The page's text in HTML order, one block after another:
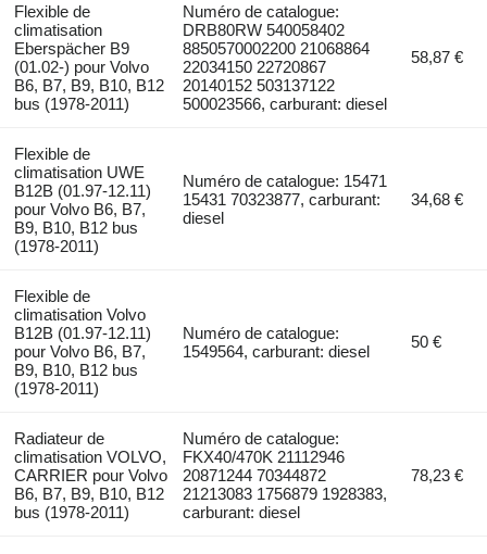
Flexible de
climatisation
Eberspächer B9
(01.02-) pour Volvo
B6, B7, B9, B10, B12
bus (1978-2011)
Numéro de catalogue:
DRB80RW 540058402
8850570002200 21068864
22034150 22720867
20140152 503137122
500023566, carburant: diesel
58,87 €
Flexible de
climatisation UWE
B12B (01.97-12.11)
pour Volvo B6, B7,
B9, B10, B12 bus
(1978-2011)
Numéro de catalogue: 15471
15431 70323877, carburant:
diesel
34,68 €
Flexible de
climatisation Volvo
B12B (01.97-12.11)
pour Volvo B6, B7,
B9, B10, B12 bus
(1978-2011)
Numéro de catalogue:
1549564, carburant: diesel
50 €
Radiateur de
climatisation VOLVO,
CARRIER pour Volvo
B6, B7, B9, B10, B12
bus (1978-2011)
Numéro de catalogue:
FKX40/470K 21112946
20871244 70344872
21213083 1756879 1928383,
carburant: diesel
78,23 €